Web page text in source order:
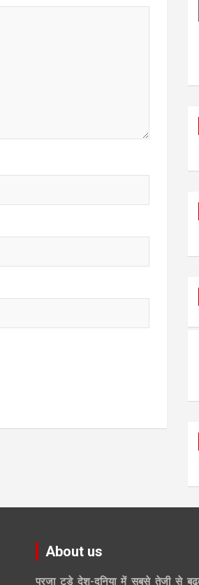
About us
प्रजा टुडे देश-दुनिया में सबसे तेजी से